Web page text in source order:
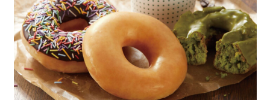
アクセ
スタッ
電話で